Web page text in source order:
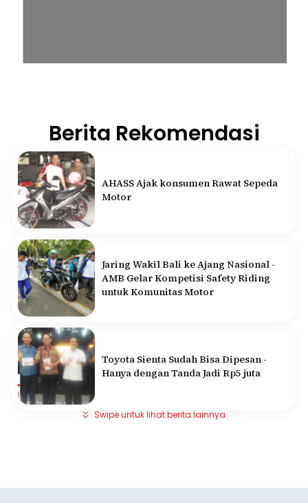
Berita Rekomendasi
AHASS Ajak konsumen Rawat Sepeda
Motor
Jaring Wakil Bali ke Ajang Nasional -
AMB Gelar Kompetisi Safety Riding
untuk Komunitas Motor
Toyota Sienta Sudah Bisa Dipesan -
Hanya dengan Tanda Jadi Rp5 juta
Swipe untuk lihat berita lainnya